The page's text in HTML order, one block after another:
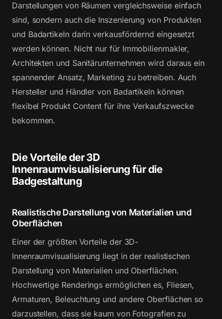
Darstellungen von Räumen vergleichsweise einfach
sind, sondern auch die Inszenierung von Produkten
und Badartikeln darin verkausfördernd eingesetzt
werden können. Nicht nur für Immobilienmakler,
Architekten und Sanitärunternehmen wird daraus ein
spannender Ansatz, Marketing zu betreiben. Auch
Hersteller und Händler von Badartikeln können
flexibel Produkt Content für ihre Verkaufszwecke
bekommen.
Die Vorteile der 3D
Innenraumvisualisierung für die
Badgestaltung
Realistische Darstellung von Materialien und
Oberflächen
Einer der größten Vorteile der 3D-
Innenraumvisualisierung liegt in der realistischen
Darstellung von Materialien und Oberflächen.
Hochwertige Renderings ermöglichen es, Fliesen,
Armaturen, Beleuchtung und andere Oberflächen so
darzustellen, dass sie kaum von Fotografien zu